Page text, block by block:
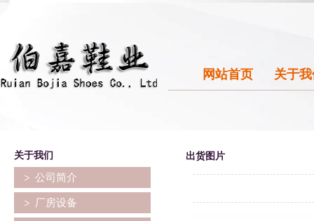
网站首页 关于
关于我们
公司简介
厂房设备
出货图片